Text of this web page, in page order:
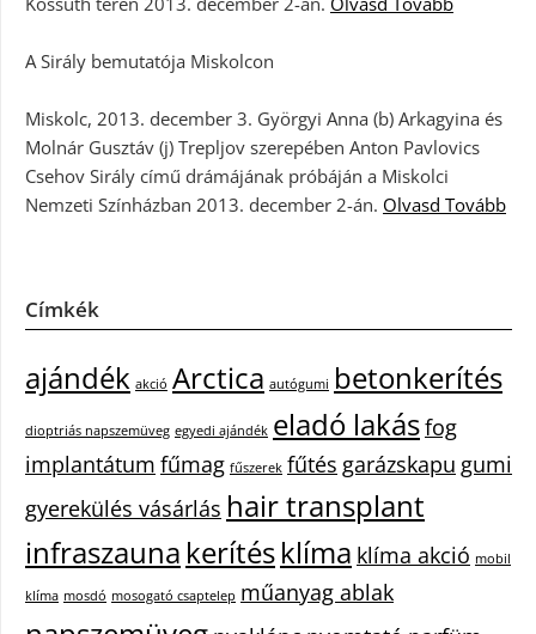
A Sirály bemutatója Miskolcon
Miskolc, 2013. december 3. Györgyi Anna (b) Arkagyina és
Molnár Gusztáv (j) Trepljov szerepében Anton Pavlovics
Csehov Sirály című drámájának próbáján a Miskolci
Nemzeti Színházban 2013. december 2-án. Olvasd Tovább
Címkék
ajándék akció Arctica autógumi betonkerítés
dioptriás napszemüveg egyedi ajándék eladó lakásfog
implantátum fűmag fűszerek fűtés garázskapu gumi
gyerekülés vásárlás hair transplant
infraszauna kerítésklíma klíma akció mobil
klíma mosdó mosogató csaptelep műanyag ablak